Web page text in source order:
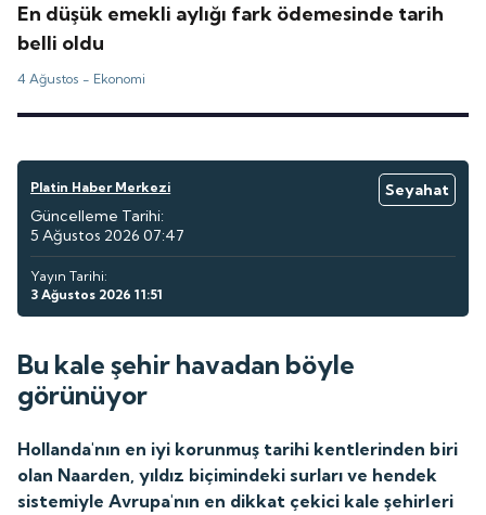
En düşük emekli aylığı fark ödemesinde tarih
belli oldu
4 Ağustos - Ekonomi
Platin Haber Merkezi
Seyahat
Güncelleme Tarihi:
5 Ağustos 2026 07:47
Yayın Tarihi:
3 Ağustos 2026 11:51
Bu kale şehir havadan böyle
görünüyor
Hollanda'nın en iyi korunmuş tarihi kentlerinden biri
olan Naarden, yıldız biçimindeki surları ve hendek
sistemiyle Avrupa'nın en dikkat çekici kale şehirleri